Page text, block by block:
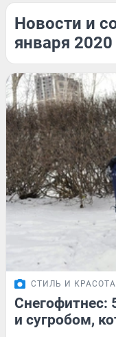
Новости и
января 2020
СТИЛЬ И КРАСОТА
Снегофитнес:
и сугробом,